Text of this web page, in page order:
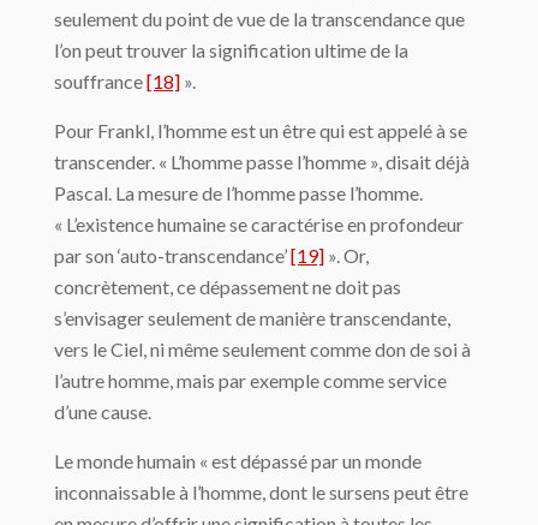
seulement du point de vue de la transcendance que
l’on peut trouver la signification ultime de la
souffrance[18] ».
Pour Frankl, l’homme est un être qui est appelé à se
transcender. « L’homme passe l’homme », disait déjà
Pascal. La mesure de l’homme passe l’homme.
« L’existence humaine se caractérise en profondeur
par son ‘auto-transcendance’[19] ». Or,
concrètement, ce dépassement ne doit pas
s’envisager seulement de manière transcendante,
vers le Ciel, ni même seulement comme don de soi à
l’autre homme, mais par exemple comme service
d’une cause.
Le monde humain « est dépassé par un monde
inconnaissable à l’homme, dont le sursens peut être